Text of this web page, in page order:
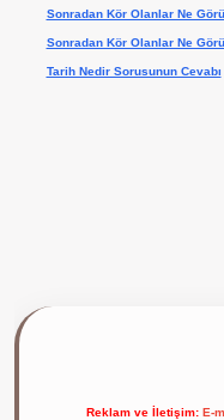
Sonradan Kör Olanlar Ne
Sonradan Kör Olanlar Ne
Tarih Nedir Sorusunun Cevabı
Reklam ve İletişim: E-